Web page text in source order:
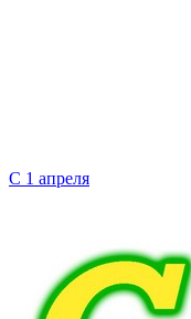
С 1 апреля